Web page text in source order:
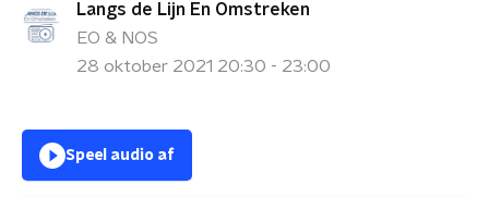
Langs de Lijn En Omstreken
EO & NOS
28 oktober 2021 20:30 - 23:00
Speel audio af